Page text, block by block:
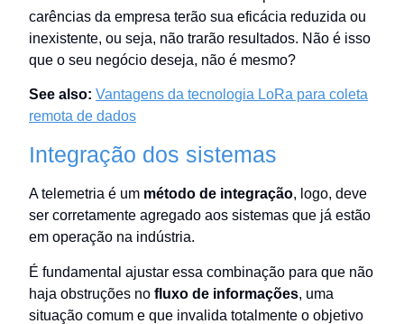
carências da empresa terão sua eficácia reduzida ou
inexistente, ou seja, não trarão resultados. Não é isso
que o seu negócio deseja, não é mesmo?
See also: Vantagens da tecnologia LoRa para coleta
remota de dados
Integração dos sistemas
A telemetria é um método de integração, logo, deve
ser corretamente agregado aos sistemas que já estão
em operação na indústria.
É fundamental ajustar essa combinação para que não
haja obstruções no fluxo de informações, uma
situação comum e que invalida totalmente o objetivo